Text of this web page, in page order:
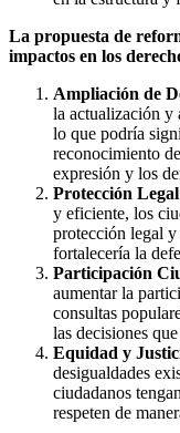
La propuesta de
impactos en los
Ampliación de
la actualización y
lo que podría
reconocimiento
expresión y los
Protección Legal
y eficiente, los
protección legal
fortalecería la
Participación
aumentar la
consultas
las decisiones
Equidad y
desigualdades
ciudadanos
respeten de